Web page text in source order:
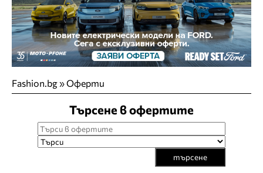
Fashion.bg»Оферти
Търсене в офертите
търсене